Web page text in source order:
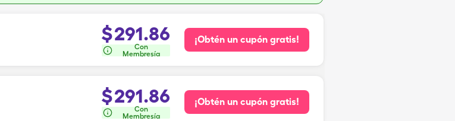
$291.86
Con
Membresía
¡Obtén un cupón gratis!
$291.86
Con
Membresía
¡Obtén un cupón gratis!